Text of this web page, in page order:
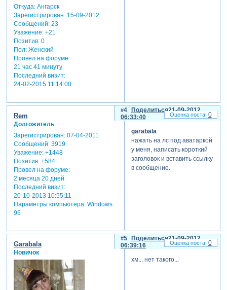
Откуда:Ангарск
Зарегистрирован: 15-09-2012
Сообщений:23
Уважение: +21
Позитив: 0
Пол:Женский
Провел на форуме:
21 час 41 минуту
Последний визит:
24-02-2015 11:14:00
Поделиться
4
21-09-2012
06:33:40
Rem
Долгожитель
Зарегистрирован: 07-04-2011
Сообщений:3919
Уважение: +1448
Позитив: +584
Провел на форуме:
2 месяца 20 дней
Последний визит:
20-10-2013 10:55:11
Параметры компьютера:Windows
95
garabala
нажать на лс под аватаркой
у меня, написать короткий
заголовок и вставить ссылку
в сообщение.
0
Поделиться
5
21-09-2012
06:39:16
Garabala
Новичок
хм... нет такого...
0